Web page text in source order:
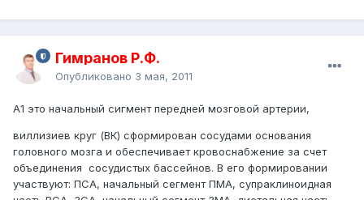
Гимранов Р.Ф.
Опубликовано 3 мая, 2011
А1 это начальный сигмент передней мозговой артерии,
виллизиев круг (ВК) сформирован сосудами основания
головного мозга и обеспечивает кровоснабжение за счет
объединения сосудистых бассейнов. В его формировании
участвуют: ПСА, начальный сегмент ПМА, супраклиноидная